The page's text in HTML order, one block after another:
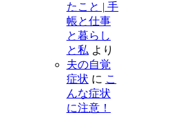
たこと | 手
帳と仕事
と暮らし
と私 より
夫の自覚
症状 に こ
んな症状
に注意！